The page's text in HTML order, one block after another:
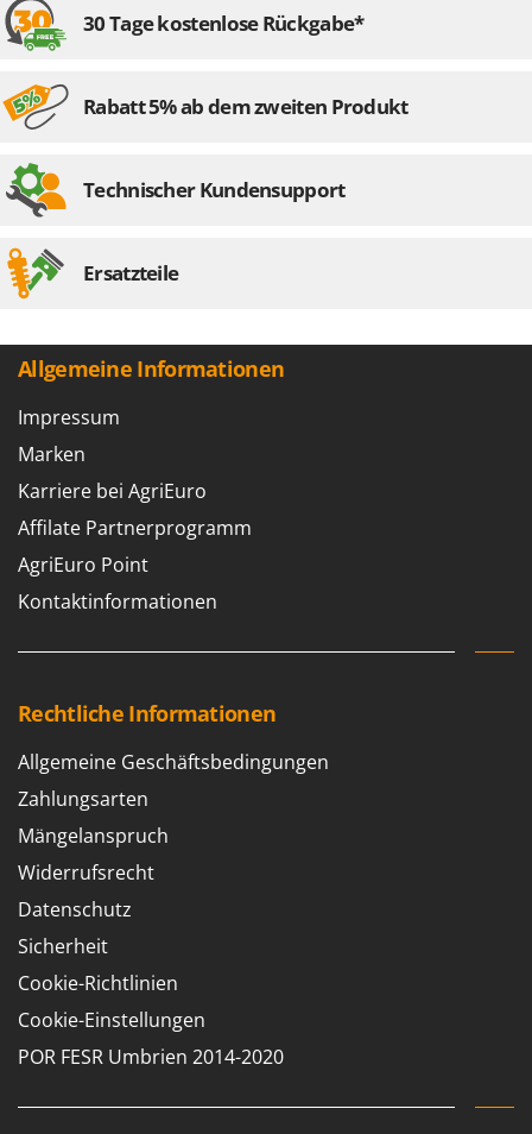
Wiper EcoRobot
Wolf Garten
Wortex
Y
Z
ZGrills
Zomax
30 Tage kostenlose Rückgabe*
Rabatt 5% ab dem zweiten Produkt
Technischer Kundensupport
Ersatzteile
Allgemeine Informationen
Impressum
Marken
Karriere bei AgriEuro
Affilate Partnerprogramm
AgriEuro Point
Kontaktinformationen
Rechtliche Informationen
Allgemeine Geschäftsbedingungen
Zahlungsarten
Mängelanspruch
Widerrufsrecht
Datenschutz
Sicherheit
Cookie-Richtlinien
Cookie-Einstellungen
POR FESR Umbrien 2014-2020